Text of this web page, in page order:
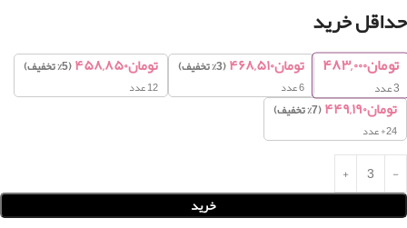
حداقل خرید
تومان۴۸۳,۰۰۰
3عدد
تومان۴۶۸,۵۱۰(3% تخفیف)
6 عدد
تومان۴۵۸,۸۵۰(5% تخفیف)
12 عدد
تومان۴۴۹,۱۹۰(7% تخفیف)
24+ عدد
خرید